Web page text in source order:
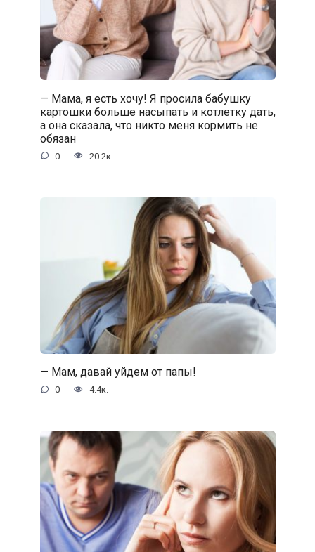
— Мама, я есть хочу! Я просила бабушку
картошки больше насыпать и котлетку дать,
а она сказала, что никто меня кормить не
обязан
0 20.2к.
— Мам, давай уйдем от папы!
0 4.4к.